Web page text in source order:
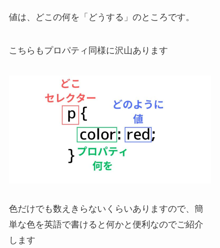
値は、どこの何を「どうする」のところです。
こちらもプロパティ同様に沢山あります
色だけでも数えきらないくらいありますので、簡
単な色を英語で書けると何かと便利なのでご紹介
します